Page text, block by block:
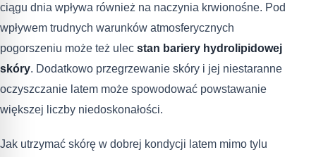
ciągu dnia wpływa również na naczynia krwionośne. Pod
wpływem trudnych warunków atmosferycznych
pogorszeniu może też ulec stan bariery hydrolipidowej
skóry. Dodatkowo przegrzewanie skóry i jej niestaranne
oczyszczanie latem może spowodować powstawanie
większej liczby niedoskonałości.
Jak utrzymać skórę w dobrej kondycji latem mimo tylu